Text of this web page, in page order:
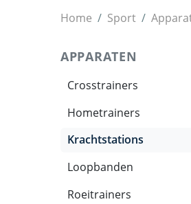
Home Sport
Venom Sports
APPARATEN
Crosstrainers
Hometrainers
Krachtstations
Loopbanden
Roeitrainers